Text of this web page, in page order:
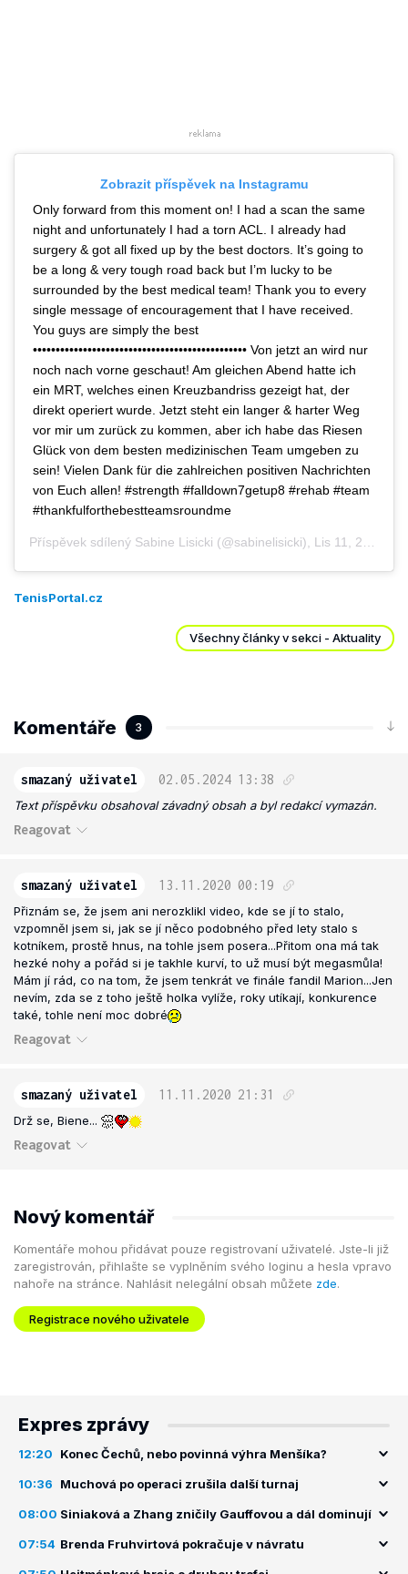
Zobrazit příspěvek na Instagramu
Only forward from this moment on! I had a scan the same
night and unfortunately I had a torn ACL. I already had
surgery & got all fixed up by the best doctors. It’s going to
be a long & very tough road back but I’m lucky to be
surrounded by the best medical team! Thank you to every
single message of encouragement that I have received.
You guys are simply the best
••••••••••••••••••••••••••••••••••••••••••••••• Von jetzt an wird nur
noch nach vorne geschaut! Am gleichen Abend hatte ich
ein MRT, welches einen Kreuzbandriss gezeigt hat, der
direkt operiert wurde. Jetzt steht ein langer & harter Weg
vor mir um zurück zu kommen, aber ich habe das Riesen
Glück von dem besten medizinischen Team umgeben zu
sein! Vielen Dank für die zahlreichen positiven Nachrichten
von Euch allen! #strength #falldown7getup8 #rehab #team
#thankfulforthebestteamsroundme
Příspěvek sdílený Sabine Lisicki (@sabinelisicki), Lis 11, 2020 v 4:50 PST
TenisPortal.cz
Všechny články v sekci - Aktuality
Komentáře 3
smazaný uživatel 02.05.2024 13:38
Text příspěvku obsahoval závadný obsah a byl redakcí vymazán.
Reagovat
smazaný uživatel 13.11.2020 00:19
Přiznám se, že jsem ani nerozklikl video, kde se jí to stalo,
vzpomněl jsem si, jak se jí něco podobného před lety stalo s
kotníkem, prostě hnus, na tohle jsem posera...Přitom ona má tak
hezké nohy a pořád si je takhle kurví, to už musí být megasmůla!
Mám jí rád, co na tom, že jsem tenkrát ve finále fandil Marion...Jen
nevím, zda se z toho ještě holka vylíže, roky utíkají, konkurence
také, tohle není moc dobré
Reagovat
smazaný uživatel 11.11.2020 21:31
Drž se, Biene...
Reagovat
Nový komentář
Komentáře mohou přidávat pouze registrovaní uživatelé. Jste-li již
zaregistrován, přihlašte se vyplněním svého loginu a hesla vpravo
nahoře na stránce. Nahlásit nelegální obsah můžete zde.
Registrace nového uživatele
Expres zprávy
12:20 Konec Čechů, nebo povinná výhra Menšíka?
10:36 Muchová po operaci zrušila další turnaj
08:00 Siniaková a Zhang zničily Gauffovou a dál dominují
07:54 Brenda Fruhvirtová pokračuje v návratu